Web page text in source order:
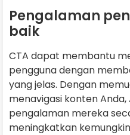
Pengalaman
baik
CTA dapat membantu
pengguna dengan
yang jelas. Dengan
menavigasi konten
pengalaman mereka
meningkatkan